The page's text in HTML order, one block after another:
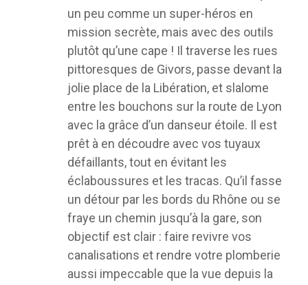
un peu comme un super-héros en
mission secrète, mais avec des outils
plutôt qu’une cape ! Il traverse les rues
pittoresques de Givors, passe devant la
jolie place de la Libération, et slalome
entre les bouchons sur la route de Lyon
avec la grâce d’un danseur étoile. Il est
prêt à en découdre avec vos tuyaux
défaillants, tout en évitant les
éclaboussures et les tracas. Qu’il fasse
un détour par les bords du Rhône ou se
fraye un chemin jusqu’à la gare, son
objectif est clair : faire revivre vos
canalisations et rendre votre plomberie
aussi impeccable que la vue depuis la